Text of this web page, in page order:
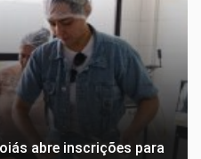
abre inscrições para